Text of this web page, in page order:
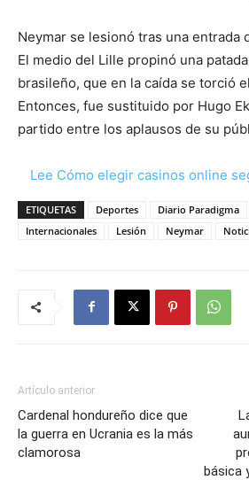
Neymar se lesionó tras una entrada
El medio del Lille propinó una
brasileño, que en la caída se torció
Entonces, fue sustituido por Hugo
partido entre los aplausos de su
Lee Cómo elegir casinos online
ETIQUETAS Deportes Diario Paradigma
Internacionales
Lesión Neymar
Artículo anterior
Cardenal hondureño dice que
la guerra en Ucrania es la más
clamorosa
básica